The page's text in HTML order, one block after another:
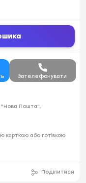
Зателефонувати
"Нова Пошта".
карткою або готівкою
Поділитися